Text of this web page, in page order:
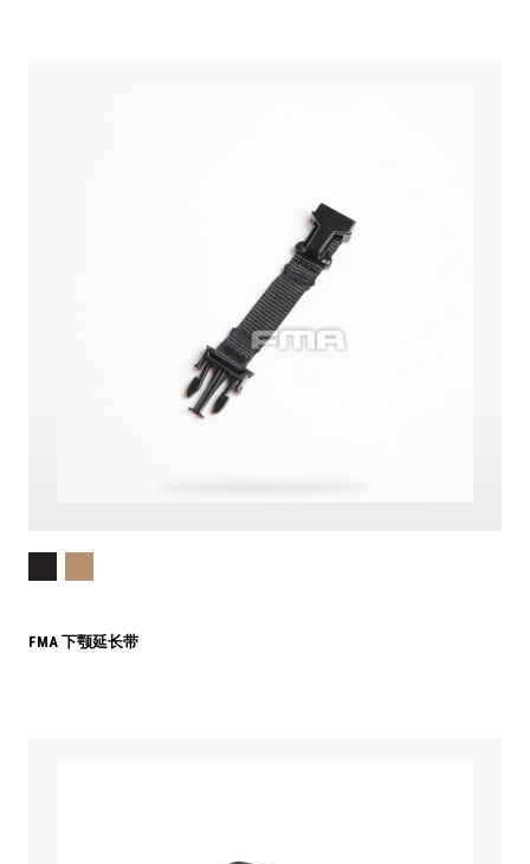
FMA 下颚延长带